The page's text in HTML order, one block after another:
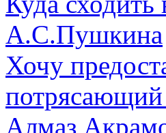
А.С.Пушкина
Хочу
Алмаз